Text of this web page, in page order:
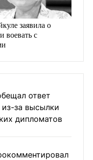
заявила о
воевать с
ответ
за высылки
дипломатов